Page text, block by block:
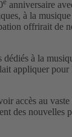
anniversaire
à la
offrirait de
à la
appliquer
accès au
des nouvelles